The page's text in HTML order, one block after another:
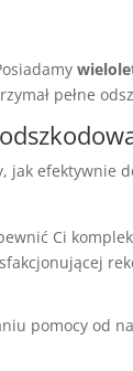
pełne
jak
Ci
pomocy od